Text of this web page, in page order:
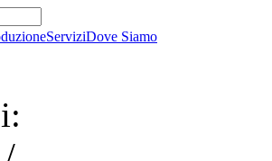
ServiziDove Siamo